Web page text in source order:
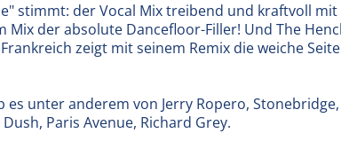
stimmt: der Vocal Mix treibend und kraftvoll
Mix der absolute Dancefloor-Filler! Und The
zeigt mit seinem Remix die weiche
es unter anderem von Jerry Ropero,
Paris Avenue, Richard Grey.